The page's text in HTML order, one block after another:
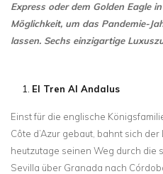
Express oder dem Golden Eagle
Möglichkeit, um das Pandemie-
lassen. Sechs einzigartige
El Tren Al Andalus
Einst für die englische
Côte d’Azur gebaut, bahnt sich der
heutzutage seinen Weg durch die
Sevilla über Granada nach